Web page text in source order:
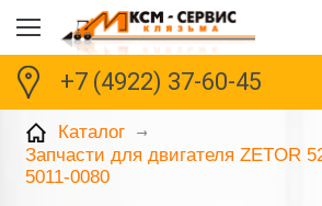
+7 (4922) 37-60-45
Каталог
Запчасти для двигателя ZETOR
5011-0080